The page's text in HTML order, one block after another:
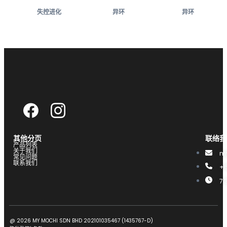
失控进化 异环 异环
其他分页
产品列表
关于我们
常见问题
联系我们
联络
@ 2026 MY MOCHI SDN BHD 202101035467 (1435767-D)